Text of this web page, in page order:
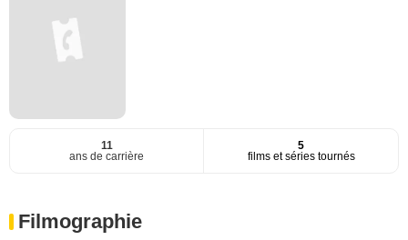
11
ans de carrière
5
films et séries tournés
Filmographie